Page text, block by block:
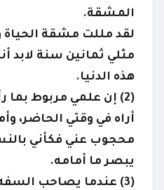
المشقة.
لقد مللت مشقة
مثلي ثمانين سنة لابد
هذه الدنيا.
(2) إن علمي مربوط بما
أراه في وقتي الحاضر،
محجوب عني فكأني
يبصر ما أمامه.
(3) عندما يصاحب